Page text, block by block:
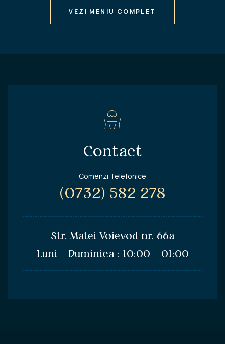
VEZI MENIU COMPLET
Contact
Comenzi Telefonice
(0732) 582 278
Str. Matei Voievod nr. 66a
Luni - Duminica : 10:00 - 01:00